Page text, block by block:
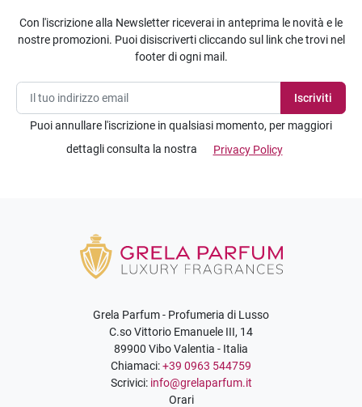
Con l'iscrizione alla Newsletter riceverai in anteprima le novità e le
nostre promozioni. Puoi disiscriverti cliccando sul link che trovi nel
footer di ogni mail.
Puoi annullare l'iscrizione in qualsiasi momento, per maggiori
dettagli consulta la nostra
Privacy Policy
Grela Parfum - Profumeria di Lusso
C.so Vittorio Emanuele III, 14
89900 Vibo Valentia - Italia
Chiamaci:+39 0963 544759
Scrivici: info@grelaparfum.it
Orari